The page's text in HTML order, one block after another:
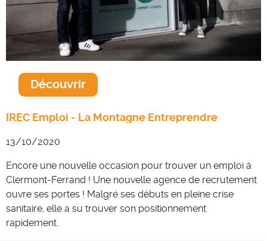
Découvrir
IREC Emploi - La Montagne Entreprendre
13/10/2020
Encore une nouvelle occasion pour trouver un emploi à
Clermont-Ferrand ! Une nouvelle agence de recrutement
ouvre ses portes ! Malgré ses débuts en pleine crise
sanitaire, elle a su trouver son positionnement
rapidement.